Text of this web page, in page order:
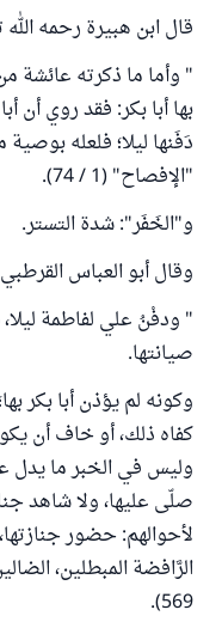
قال ابن هبيرة رحمه الله
" وأما ما ذكرته عائشة
‌بها ‌أبا ‌بكر: فقد روي أن
دَفَنها ليلا؛ فلعله بوصية
"الإفصاح" (1 / 74).
و"الخَفَر": شدة التستر.
وقال أبو العباس
" ودفْنُ علي لفاطمة
صيانتها.
وكونه لم يؤذن أبا بكر
كفاه ذلك، أو خاف أن
وليس في الخبر ما يدل
صلّى عليها، ولا شاهد
لأحوالهم: حضور
569).